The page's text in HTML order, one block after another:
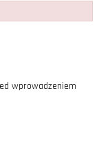
wprowadzeniem